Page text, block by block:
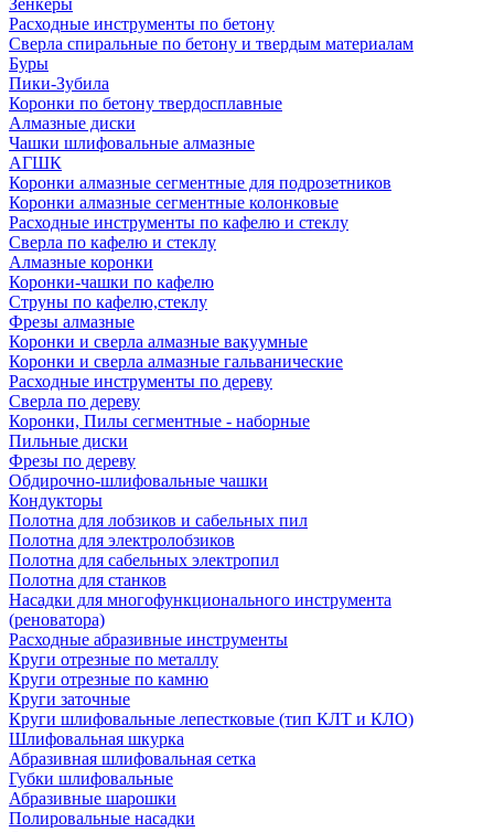
Зенкеры
Расходные инструменты по бетону
Сверла спиральные по бетону и твердым материалам
Буры
Пики-Зубила
Коронки по бетону твердосплавные
Алмазные диски
Чашки шлифовальные алмазные
АГШК
Коронки алмазные сегментные для подрозетников
Коронки алмазные сегментные колонковые
Расходные инструменты по кафелю и стеклу
Сверла по кафелю и стеклу
Алмазные коронки
Коронки-чашки по кафелю
Струны по кафелю,стеклу
Фрезы алмазные
Коронки и сверла алмазные вакуумные
Коронки и сверла алмазные гальванические
Расходные инструменты по дереву
Сверла по дереву
Коронки, Пилы сегментные - наборные
Пильные диски
Фрезы по дереву
Обдирочно-шлифовальные чашки
Кондукторы
Полотна для лобзиков и сабельных пил
Полотна для электролобзиков
Полотна для сабельных электропил
Полотна для станков
Насадки для многофункционального инструмента
(реноватора)
Расходные абразивные инструменты
Круги отрезные по металлу
Круги отрезные по камню
Круги заточные
Круги шлифовальные лепестковые (тип КЛТ и КЛО)
Шлифовальная шкурка
Абразивная шлифовальная сетка
Губки шлифовальные
Абразивные шарошки
Полировальные насадки